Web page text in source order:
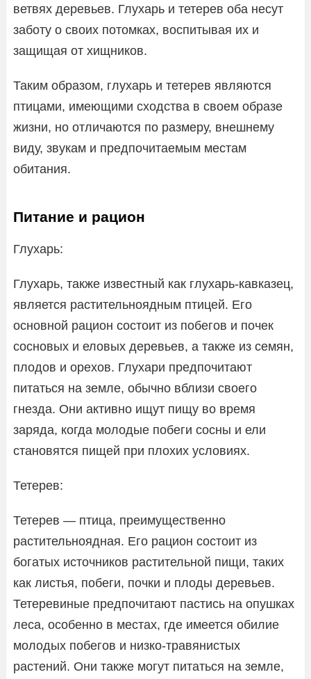
ветвях деревьев. Глухарь и тетерев оба несут
заботу о своих потомках, воспитывая их и
защищая от хищников.
Таким образом, глухарь и тетерев являются
птицами, имеющими сходства в своем образе
жизни, но отличаются по размеру, внешнему
виду, звукам и предпочитаемым местам
обитания.
Питание и рацион
Глухарь:
Глухарь, также известный как глухарь-кавказец,
является растительноядным птицей. Его
основной рацион состоит из побегов и почек
сосновых и еловых деревьев, а также из семян,
плодов и орехов. Глухари предпочитают
питаться на земле, обычно вблизи своего
гнезда. Они активно ищут пищу во время
заряда, когда молодые побеги сосны и ели
становятся пищей при плохих условиях.
Тетерев:
Тетерев — птица, преимущественно
растительноядная. Его рацион состоит из
богатых источников растительной пищи, таких
как листья, побеги, почки и плоды деревьев.
Тетеревиные предпочитают пастись на опушках
леса, особенно в местах, где имеется обилие
молодых побегов и низко-травянистых
растений. Они также могут питаться на земле,